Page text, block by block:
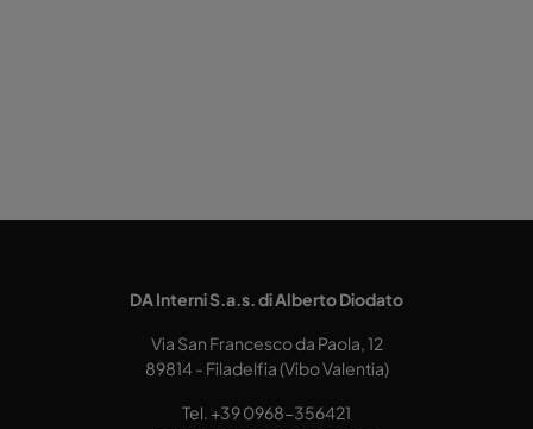
DA Interni S.a.s. di Alberto Diodato
Via San Francesco da Paola, 12
89814 - Filadelfia (Vibo Valentia)
Tel.+39 0968-356421